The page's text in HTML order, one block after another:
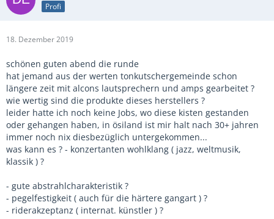
Profi
18. Dezember 2019
schönen guten abend die runde
hat jemand aus der werten tonkutschergemeinde schon
längere zeit mit alcons lautsprechern und amps gearbeitet ?
wie wertig sind die produkte dieses herstellers ?
leider hatte ich noch keine Jobs, wo diese kisten gestanden
oder gehangen haben, in ösiland ist mir halt nach 30+ jahren
immer noch nix diesbezüglich untergekommen...
was kann es ? - konzertanten wohlklang ( jazz, weltmusik,
klassik ) ?
- gute abstrahlcharakteristik ?
- pegelfestigkeit ( auch für die härtere gangart ) ?
- riderakzeptanz ( internat. künstler ) ?